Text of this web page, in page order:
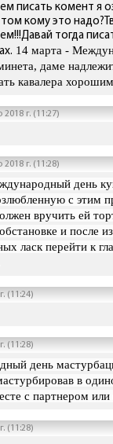
писать комент я
кому это
тогда
14 марта -
даме
кавалера
2018 г. (11:27)
2018 г. (11:28)
день
с этим
вручить ей
и после
ласк перейти к
(11:24)
(11:28)
день
в
с партнером
(11:28)